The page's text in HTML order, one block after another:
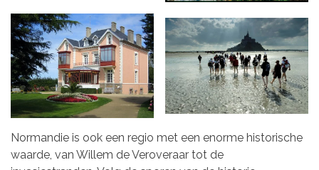
Normandie is ook een regio met een enorme historische
waarde, van Willem de Veroveraar tot de